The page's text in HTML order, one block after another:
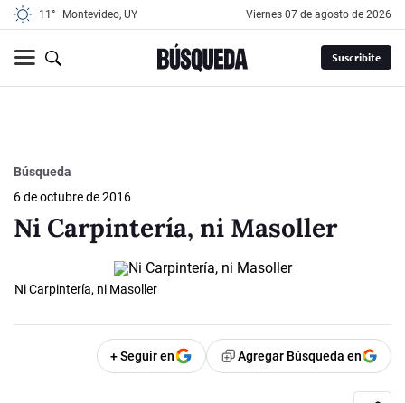
11° Montevideo, UY viernes 07 de agosto de 2026
Suscribite
Búsqueda
6 de octubre de 2016
Ni Carpintería, ni Masoller
Ni Carpintería, ni Masoller
+ Seguir en Agregar Búsqueda en